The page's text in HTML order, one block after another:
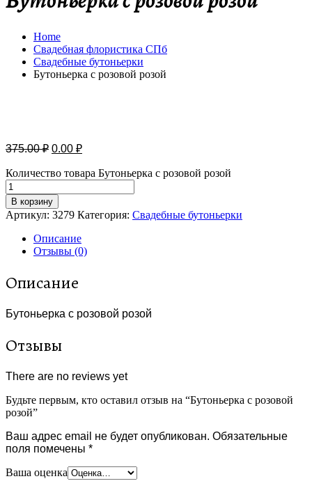
Home
Свадебная флористика СПб
Cвадебные бутоньерки
Бутоньерка с розовой розой
375.00₽ 0.00 ₽
Количество товара Бутоньерка с розовой розой
В корзину
Артикул: 3279 Категория: Cвадебные бутоньерки
Описание
Отзывы (0)
Описание
Бутоньерка с розовой розой
Отзывы
There are no reviews yet
Будьте первым, кто оставил отзыв на “Бутоньерка с розовой
розой”
Ваш адрес email не будет опубликован. Обязательные
поля помечены *
Ваша оценка